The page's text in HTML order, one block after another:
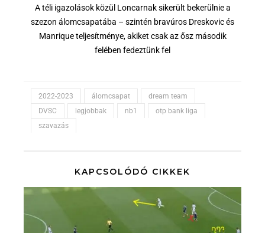
A téli igazolások közül Loncarnak sikerült bekerülnie a
szezon álomcsapatába – szintén bravúros Dreskovic és
Manrique teljesítménye, akiket csak az ősz második
felében fedeztünk fel
2022-2023 álomcsapat
dream team
DVSC
legjobbak nb1
otp bank liga
szavazás
KAPCSOLÓDÓ CIKKEK